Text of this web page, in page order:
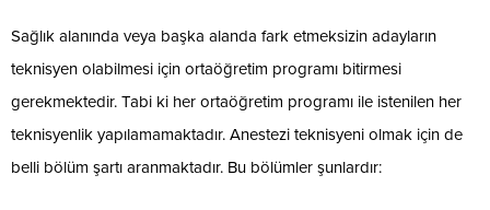
Sağlık alanında veya başka alanda fark etmeksizin adayların
teknisyen olabilmesi için ortaöğretim programı bitirmesi
gerekmektedir. Tabi ki her ortaöğretim programı ile istenilen her
teknisyenlik yapılamamaktadır. Anestezi teknisyeni olmak için de
belli bölüm şartı aranmaktadır. Bu bölümler şunlardır: